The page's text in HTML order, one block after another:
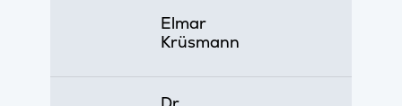
Elmar
Krüsmann